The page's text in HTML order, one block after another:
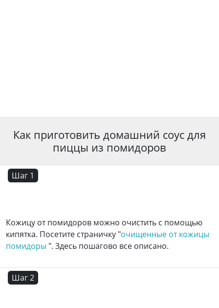
Как приготовить домашний соус для
пиццы из помидоров
Шаг 1
Кожицу от помидоров можно очистить с помощью
кипятка. Посетите страничку "очищенные от кожицы
помидоры ". Здесь пошагово все описано.
Шаг 2